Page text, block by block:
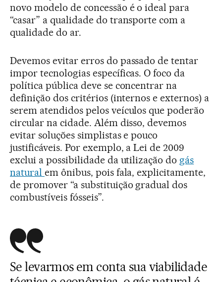
novo modelo de concessão é o ideal para
“casar” a qualidade do transporte com a
qualidade do ar.
Devemos evitar erros do passado de tentar
impor tecnologias específicas. O foco da
política pública deve se concentrar na
definição dos critérios (internos e externos) a
serem atendidos pelos veículos que poderão
circular na cidade. Além disso, devemos
evitar soluções simplistas e pouco
justificáveis. Por exemplo, a Lei de 2009
exclui a possibilidade da utilização do gás
natural em ônibus, pois fala, explicitamente,
de promover “a substituição gradual dos
combustíveis fósseis”.
Se levarmos em conta sua viabilidade